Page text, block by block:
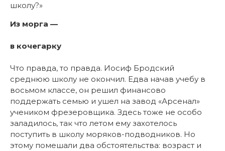
школу?»
Из морга —
в кочегарку
Что правда, то правда. Иосиф Бродский
среднюю школу не окончил. Едва начав учебу в
восьмом классе, он решил финансово
поддержать семью и ушел на завод «Арсенал»
учеником фрезеровщика. Здесь тоже не особо
заладилось, так что летом ему захотелось
поступить в школу моряков-подводников. Но
этому помешали два обстоятельства: возраст и